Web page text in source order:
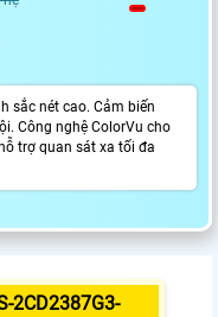
sắc nét cao. Cảm biến
Công nghệ ColorVu cho
trợ quan sát xa tối đa
2CD2387G3-